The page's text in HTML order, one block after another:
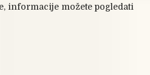
informacije možete pogledati